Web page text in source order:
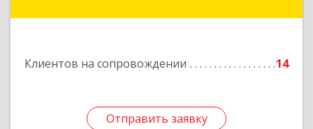
Клиентов на сопровождении 14
Отправить заявку
Отправить заявку